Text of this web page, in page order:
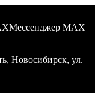
Мессенджер MAX
, Новосибирск, ул.